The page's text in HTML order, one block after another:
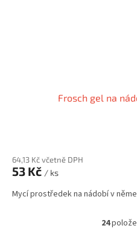
Frosch gel na
64,13 Kč včetně DPH
53 Kč / ks
Mycí prostředek na nádobí v
24